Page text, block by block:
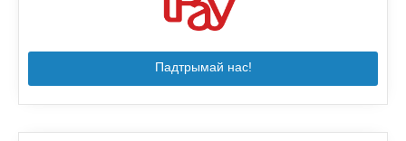
Падтрымай нас!